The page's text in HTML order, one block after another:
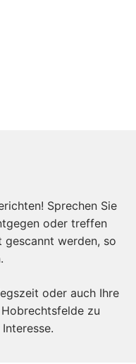
Sprechen Sie
oder treffen
gescannt werden, so
oder auch Ihre
zu